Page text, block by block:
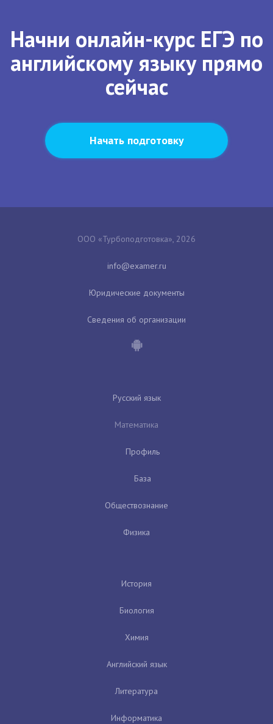
Начни онлайн-курс ЕГЭ по
английскому языку прямо
сейчас
Начать подготовку
ООО «Турбоподготовка», 2026
Юридические документы
Сведения об организации
Русский язык
Математика
Профиль
База
Обществознание
Физика
История
Биология
Химия
Английский язык
Литература
Информатика